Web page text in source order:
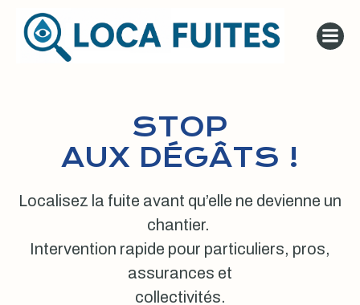
au
contenu
STOP
AUX DÉGÂTS !
Localisez la fuite avant qu’elle ne devienne un
chantier.
Intervention rapide pour particuliers, pros,
assurances et
collectivités.